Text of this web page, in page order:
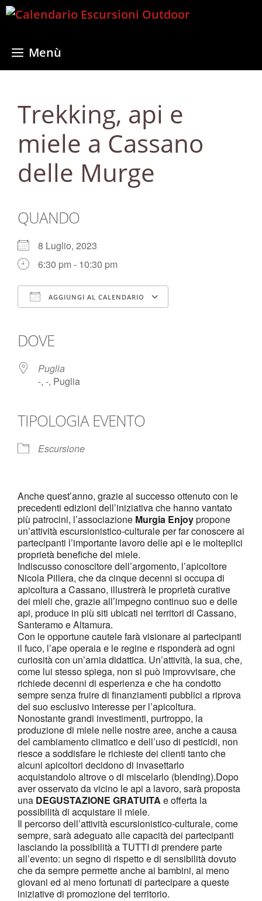
Vai
Menù
Trekking, api e
miele a Cassano
delle Murge
QUANDO
8 Luglio, 2023
6:30 pm - 10:30 pm
AGGIUNGI AL CALENDARIO
DOVE
Puglia
-, -, Puglia
TIPOLOGIA EVENTO
Escursione
Anche quest’anno, grazie al successo ottenuto con le
precedenti edizioni dell’iniziativa che hanno vantato
più patrocini, l’associazione Murgia Enjoypropone
un’attività escursionistico-culturale per far conoscere ai
partecipanti l’importante lavoro delle api e le molteplici
proprietà benefiche del miele.
Indiscusso conoscitore dell’argomento, l’apicoltore
Nicola Pillera, che da cinque decenni si occupa di
apicoltura a Cassano, illustrerà le proprietà curative
dei mieli che, grazie all’impegno continuo suo e delle
api, produce in più siti ubicati nei territori di Cassano,
Santeramo e Altamura.
Con le opportune cautele farà visionare ai partecipanti
il fuco, l’ape operaia e le regine e risponderà ad ogni
curiosità con un’arnia didattica. Un’attività, la sua, che,
come lui stesso spiega, non si può improvvisare, che
richiede decenni di esperienza e che ha condotto
sempre senza fruire di finanziamenti pubblici a riprova
del suo esclusivo interesse per l’apicoltura.
Nonostante grandi investimenti, purtroppo, la
produzione di miele nelle nostre aree, anche a causa
del cambiamento climatico e dell’uso di pesticidi, non
riesce a soddisfare le richieste dei clienti tanto che
alcuni apicoltori decidono di invasettarlo
acquistandolo altrove o di miscelarlo (blending).Dopo
aver osservato da vicino le api a lavoro, sarà proposta
una DEGUSTAZIONE GRATUITA e offerta la
possibilità di acquistare il miele.
Il percorso dell’attività escursionistico-culturale, come
sempre, sarà adeguato alle capacità dei partecipanti
lasciando la possibilità a TUTTI di prendere parte
all’evento: un segno di rispetto e di sensibilità dovuto
che da sempre permette anche ai bambini, ai meno
giovani ed ai meno fortunati di partecipare a queste
iniziative di promozione del territorio.